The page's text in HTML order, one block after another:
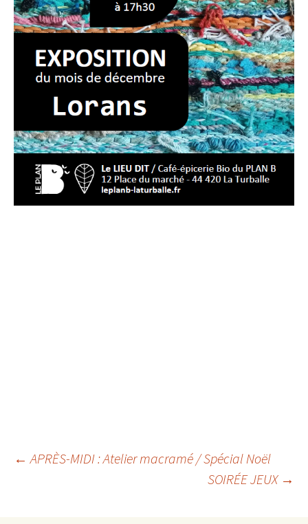
Navigation
← APRÈS-MIDI : Atelier macramé / Spécial Noël
SOIRÉE JEUX →